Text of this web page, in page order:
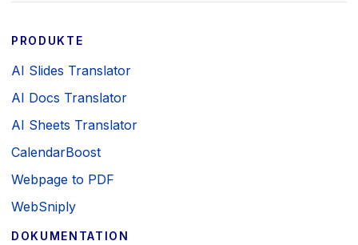
PRODUKTE
AI Slides Translator
AI Docs Translator
AI Sheets Translator
CalendarBoost
Webpage to PDF
WebSniply
DOKUMENTATION